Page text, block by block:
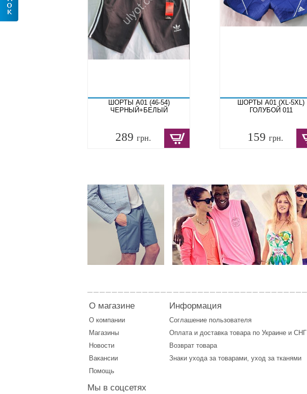
ШОРТЫ A01 (46-54)
ЧЕРНЫЙ+БЕЛЫЙ
289 грн.
ШОРТЫ A01 (XL-5XL)
ГОЛУБОЙ 011
159 грн.
О магазине
О компании
Магазины
Новости
Вакансии
Помощь
Информация
Соглашение пользователя
Оплатаи доставка товара по Украине и СНГ
Возврат товара
Знаки ухода за товарами, уход за тканями
Мы в соцсетях